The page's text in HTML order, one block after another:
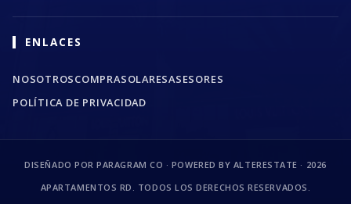
ENLACES
NOSOTROSCOMPRASOLARESASESORES
POLÍTICA DE PRIVACIDAD
DISEÑADO POR PARAGRAM CO · POWERED BY ALTERESTATE · 2026
APARTAMENTOS RD. TODOS LOS DERECHOS RESERVADOS.